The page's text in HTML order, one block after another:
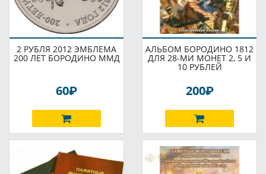
2 РУБЛЯ 2012 ЭМБЛЕМА
200 ЛЕТ БОРОДИНО ММД
60P
АЛЬБОМ БОРОДИНО 1812
ДЛЯ 28-МИ МОНЕТ 2, 5 И
10 РУБЛЕЙ
200P